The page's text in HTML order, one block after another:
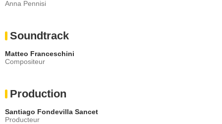
Anna Pennisi
Soundtrack
Matteo Franceschini
Compositeur
Production
Santiago Fondevilla Sancet
Producteur